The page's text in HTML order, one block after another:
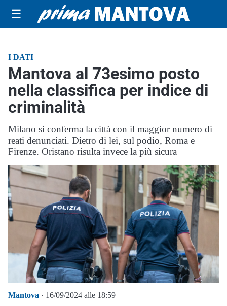
☰
I DATI
Mantova al 73esimo posto
nella classifica per indice di
criminalità
Milano si conferma la città con il maggior numero di
reati denunciati. Dietro di lei, sul podio, Roma e
Firenze. Oristano risulta invece la più sicura
Mantova · 16/09/2024 alle 18:59